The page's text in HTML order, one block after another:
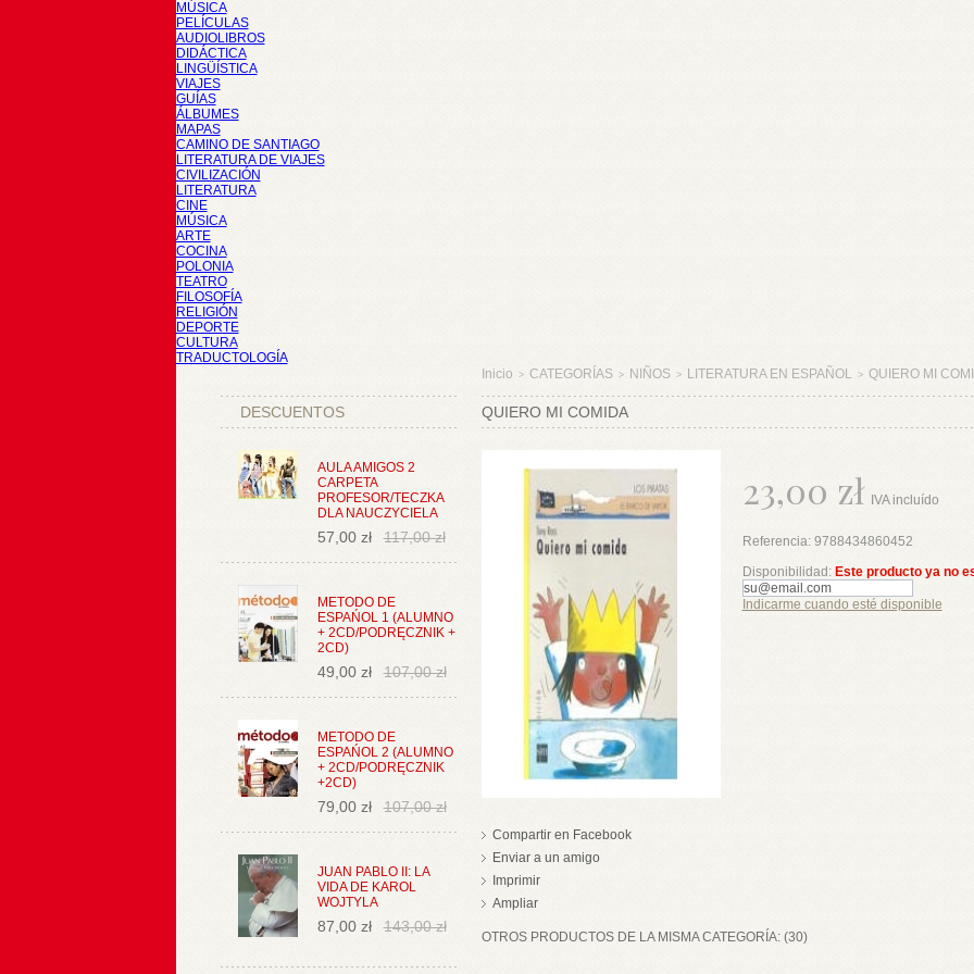
MÚSICA
PELÍCULAS
AUDIOLIBROS
DIDÁCTICA
LINGÜÍSTICA
VIAJES
GUÍAS
ÁLBUMES
MAPAS
CAMINO DE SANTIAGO
LITERATURA DE VIAJES
CIVILIZACIÓN
LITERATURA
CINE
MÚSICA
ARTE
COCINA
POLONIA
TEATRO
FILOSOFÍA
RELIGIÓN
DEPORTE
CULTURA
TRADUCTOLOGÍA
DESCUENTOS
AULA AMIGOS 2
CARPETA
PROFESOR/TECZKA
DLA NAUCZYCIELA
57,00 zł 117,00 zł
METODO DE
ESPAŃOL 1 (ALUMNO
+ 2CD/PODRĘCZNIK +
2CD)
49,00 zł 107,00 zł
METODO DE
ESPAŃOL 2 (ALUMNO
+ 2CD/PODRĘCZNIK
+2CD)
79,00 zł 107,00 zł
JUAN PABLO II: LA
VIDA DE KAROL
WOJTYLA
87,00 zł 143,00 zł
Inicio > CATEGORÍAS > NIÑOS > LITERATURA EN ESPAÑOL > QUIERO MI
QUIERO MI COMIDA
Compartir en Facebook
Enviar a un amigo
Imprimir
Ampliar
23,00 zł IVA incluído
Referencia: 9788434860452
Disponibilidad: Este producto ya no
Indicarme cuando esté disponible
OTROS PRODUCTOS DE LA MISMA CATEGORÍA: (30)